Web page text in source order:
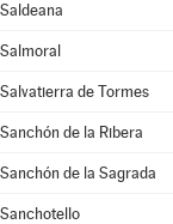
Saldeana
Salmoral
Salvatierra de Tormes
Sanchón de la Ribera
Sanchón de la Sagrada
Sanchotello